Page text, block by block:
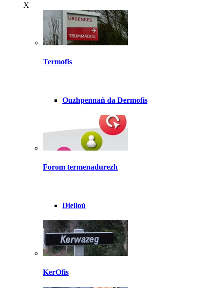
X
Termofis
Ouzhpennañ da Dermofis
Forom termenadurezh
Dielloù
KerOfis